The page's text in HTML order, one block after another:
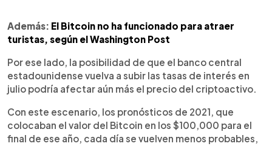
Además: El Bitcoin no ha funcionado para atraer
turistas, según el Washington Post
Por ese lado, la posibilidad de que el banco central
estadounidense vuelva a subir las tasas de interés en
julio podría afectar aún más el precio del criptoactivo.
Con este escenario, los pronósticos de 2021, que
colocaban el valor del Bitcoin en los $100,000 para el
final de ese año, cada día se vuelven menos probables,